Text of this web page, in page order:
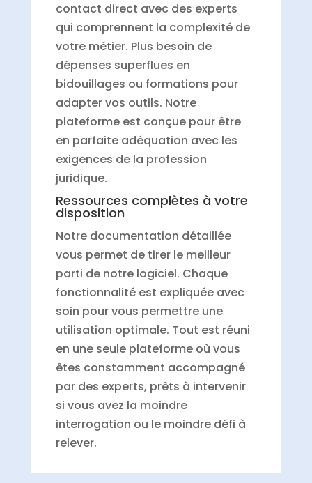
contact direct avec des experts
qui comprennent la complexité de
votre métier. Plus besoin de
dépenses superflues en
bidouillages ou formations pour
adapter vos outils. Notre
plateforme est conçue pour être
en parfaite adéquation avec les
exigences de la profession
juridique.
Ressources complètes à votre
disposition
Notre documentation détaillée
vous permet de tirer le meilleur
parti de notre logiciel. Chaque
fonctionnalité est expliquée avec
soin pour vous permettre une
utilisation optimale. Tout est réuni
en une seule plateforme où vous
êtes constamment accompagné
par des experts, prêts à intervenir
si vous avez la moindre
interrogation ou le moindre défi à
relever.